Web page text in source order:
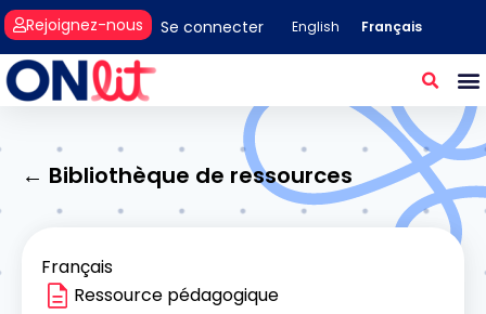
Se connecter
Rejoignez-nous English Français
← Bibliothèque de ressources
Français
Ressource pédagogique